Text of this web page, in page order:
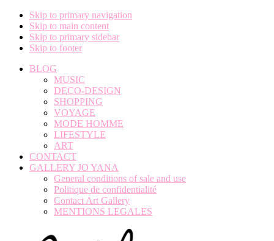
Skip to primary navigation
Skip to main content
Skip to primary sidebar
Skip to footer
BLOG
MUSIC
DECO-DESIGN
SHOPPING
VOYAGE
MODE HOMME
LIFESTYLE
ART
CONTACT
GALLERY JO YANA
General conditions of sale and use
Politique de confidentialité
Contact Art Gallery
MENTIONS LEGALES